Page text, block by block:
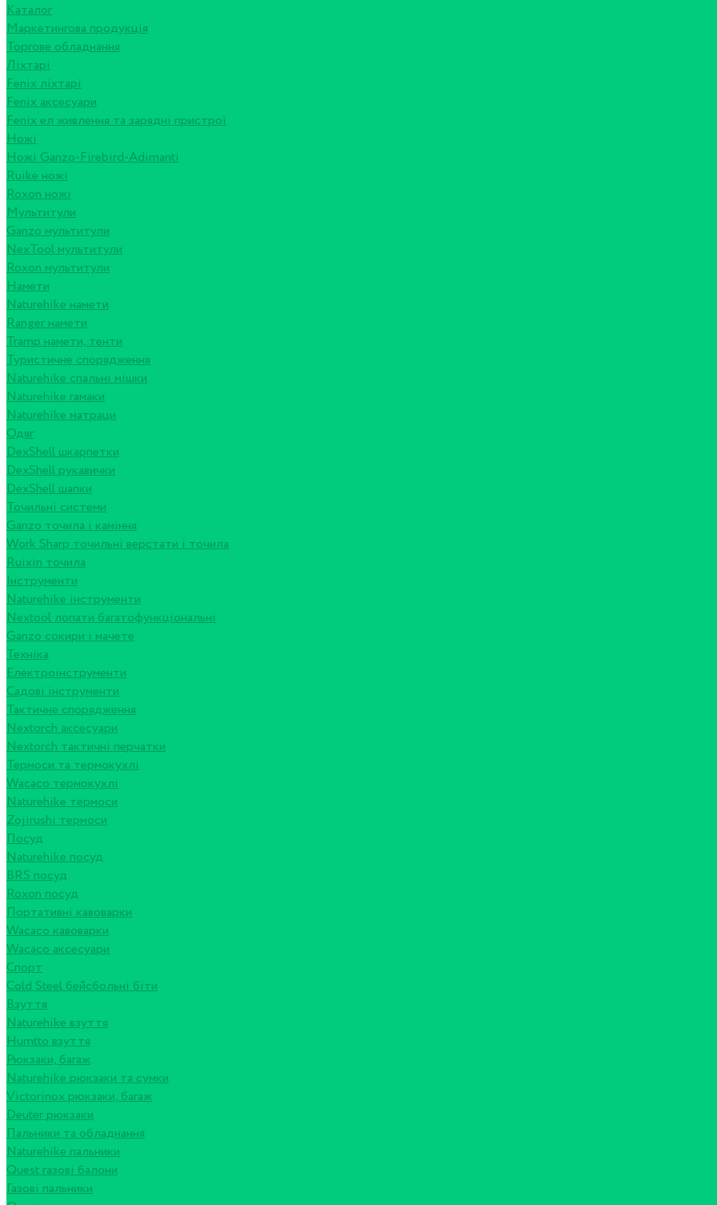
Каталог
Маркетингова продукція
Торгове обладнання
Ліхтарі
Fenix ліхтарі
Fenix аксесуари
Fenix ел живлення та зарядні пристрої
Ножі
Ножі Ganzo-Firebird-Adimanti
Ruike ножі
Roxon ножi
Мультитули
Ganzo мультитули
NexTool мультитули
Roxon мультитули
Намети
Naturehike намети
Ranger намети
Tramp намети, тенти
Туристичне спорядження
Naturehike спальні мішки
Naturehike гамаки
Naturehike матраци
Одяг
DexShell шкарпетки
DexShell рукавички
DexShell шапки
Точильні системи
Ganzo точила і каміння
Work Sharp точильні верстати і точила
Ruixin точила
Інструменти
Naturehike інструменти
Nextool лопати багатофункціональні
Ganzo сокири і мачете
Техніка
Електроінструменти
Садові інструменти
Тактичне спорядження
Nextorch аксесуари
Nextorch тактичні перчатки
Термоси та термокухлі
Wacaco термокухлі
Naturehike термоси
Zojirushi термоси
Посуд
Naturehike посуд
BRS посуд
Roxon посуд
Портативні кавоварки
Wacaco кавоварки
Wacaco аксесуари
Спорт
Cold Steel бейсбольні біти
Взуття
Naturehike взуття
Humtto взуття
Рюкзаки, багаж
Naturehike рюкзаки та сумки
Victorinox рюкзаки, багаж
Deuter рюкзаки
Пальники та обладнання
Naturehike пальники
Quest газові балони
Газові пальники